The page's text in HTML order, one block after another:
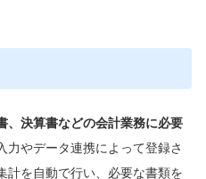
、決算書などの会計業務に必要
力やデータ連携によって登録さ
計を自動で行い、必要な書類を